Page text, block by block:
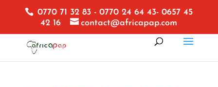
0770 71 32 83 - 0770 24 64 43- 0657 45
42 16
contact@africapap.com